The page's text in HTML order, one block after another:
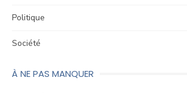
Politique
Société
À NE PAS MANQUER